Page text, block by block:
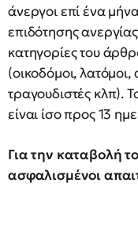
άνεργοι επί ένα
επιδότησης
κατηγορίες του
(οικοδόμοι, λατόμοι,
τραγουδιστές κλπ).
είναι ίσο προς 13
Για την καταβολή
ασφαλισμένοι